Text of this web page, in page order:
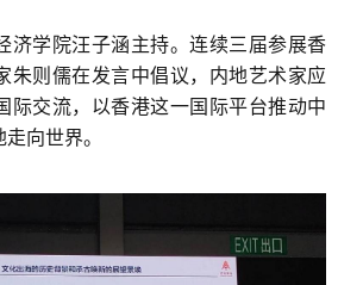
济学院汪子涵主持。连续三届参展香
朱则儒在发言中倡议，内地艺术家应
际交流，以香港这一国际平台推动中
向世界。